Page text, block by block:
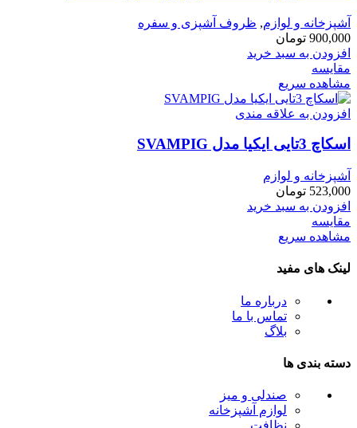
آشپزخانه و لوازم, ظروف آشپزی و سفره
900,000 تومان
افزودن به سبد خرید
مقایسه
مشاهده سریع
افزودن به علاقه مندی
اسكاچ 3تايی ايكيا مدل SVAMPIG
آشپزخانه و لوازم
523,000 تومان
افزودن به سبد خرید
مقایسه
مشاهده سریع
لینک های مفید
درباره ما
تماس با ما
بلاگ
دسته بندی ها
صندلی و میز
لوازم آشپزخانه
نظافت